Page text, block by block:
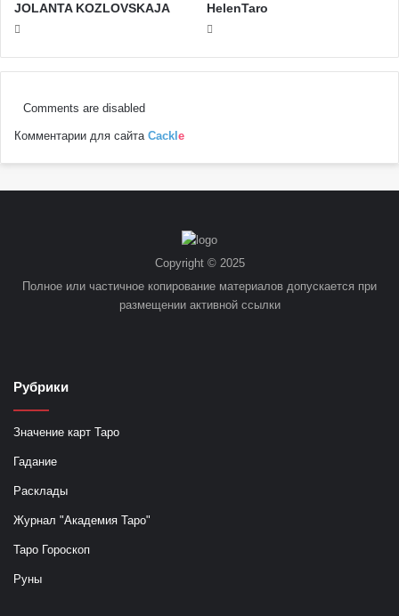
JOLANTA KOZLOVSKAJA HelenTaro
Comments are disabled
Комментарии для сайта Cackl e
Copyright © 2025
Полное или частичное копирование материалов допускается при
размещении активной ссылки
Рубрики
Значение карт Таро
Гадание
Расклады
Журнал "Академия Таро"
Таро Гороскоп
Руны